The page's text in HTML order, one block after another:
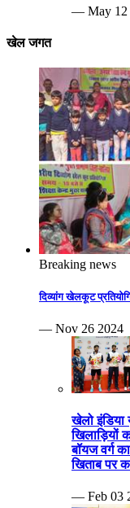
— May 12
खेल जगत
Breaking news
दिव्यांग खेलकूट
— Nov 26 2024
खेलो
खिलाड़ियों
बॉयज वर्ग
खिताब पर
— Feb 03